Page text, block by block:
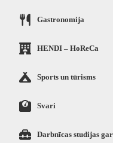
Gastronomija
HENDI – HoReCa
Sports un tūrisms
Svari
Darbnīcas studijas